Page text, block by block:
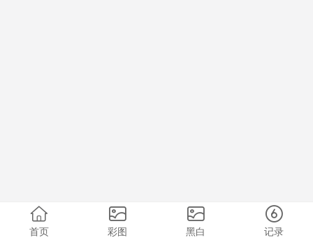
首页 彩图 黑白 记录